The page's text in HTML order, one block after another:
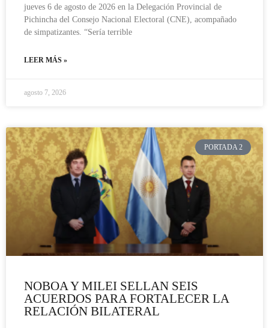
jueves 6 de agosto de 2026 en la Delegación Provincial de
Pichincha del Consejo Nacional Electoral (CNE), acompañado
de simpatizantes. “Sería terrible
LEER MÁS »
agosto 7, 2026
PORTADA 2
NOBOA Y MILEI SELLAN SEIS
ACUERDOS PARA FORTALECER LA
RELACIÓN BILATERAL